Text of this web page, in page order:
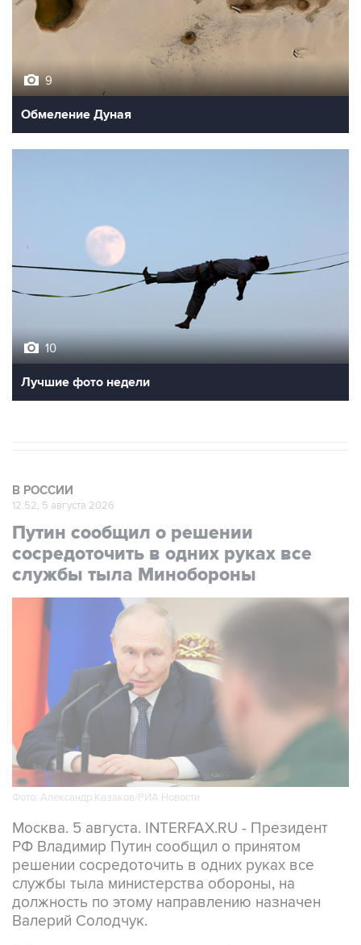
9
Обмеление Дуная
10
Лучшие фото недели
В РОССИИ
12:52, 5 августа 2026
Путин сообщил о решении
сосредоточить в одних руках все
службы тыла Минобороны
Фото: Александр Казаков/РИА Новости
Москва. 5 августа. INTERFAX.RU - Президент
РФ Владимир Путин сообщил о принятом
решении сосредоточить в одних руках все
службы тыла министерства обороны, на
должность по этому направлению назначен
Валерий Солодчук.